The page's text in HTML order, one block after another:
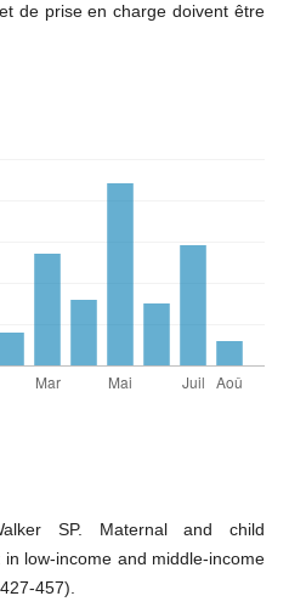
de prise en charge doivent être
SP. Maternal and child
low-income and middle-income
457).